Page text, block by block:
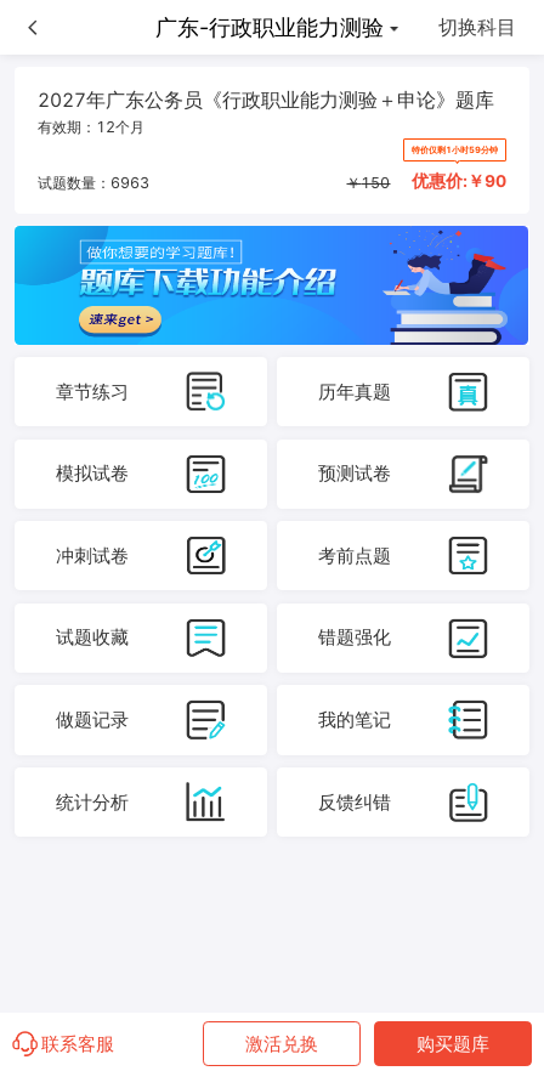
广东-行政职业能力测验 切换科目
广东-申论
2027年广东公务员《行政职业能力测验＋申论》题库
有效期： 12个月
试题数量： 6963 ￥150
特价仅剩1小时59分钟
优惠价:￥90
章节练习 历年真题
模拟试卷 预测试卷
冲刺试卷 考前点题
试题收藏 错题强化
做题记录 我的笔记
统计分析 反馈纠错
联系客服 激活兑换 购买题库